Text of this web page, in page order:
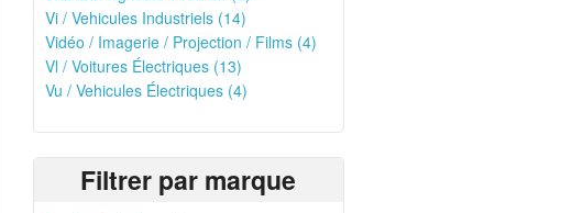
Vi / Vehicules Industriels (14)
Vidéo / Imagerie / Projection / Films (4)
Vl / Voitures Électriques (13)
Vu / Vehicules Électriques (4)
Filtrer par marque